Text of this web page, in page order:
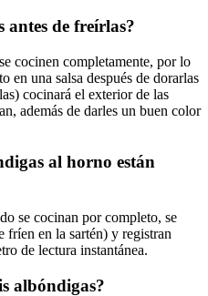
antes de freírlas?
cocinen completamente, por lo
en una salsa después de dorarlas
cocinará el exterior de las
además de darles un buen color
al horno están
se cocinan por completo, se
fríen en la sartén) y registran
de lectura instantánea.
albóndigas?